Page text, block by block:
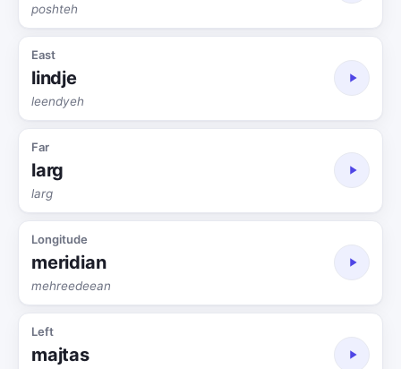
poshteh
East
lindje
leendyeh
Far
larg
larg
Longitude
meridian
mehreedeean
Left
majtas